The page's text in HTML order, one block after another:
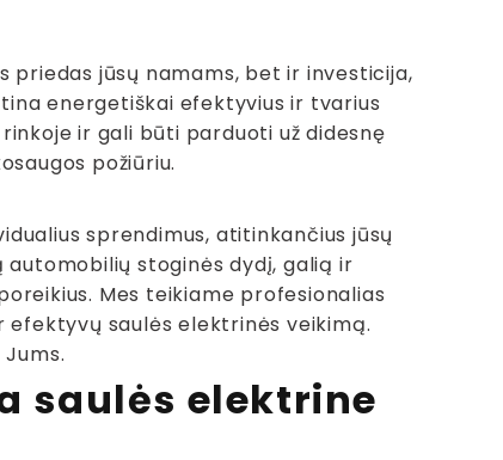
jūsų namams, bet ir investicija,
energetiškai efektyvius ir tvarius
ir gali būti parduoti už didesnę
požiūriu.
sprendimus, atitinkančius jūsų
automobilių stoginės dydį, galią ir
Mes teikiame profesionalias
efektyvų saulės elektrinės veikimą.
saulės elektrine